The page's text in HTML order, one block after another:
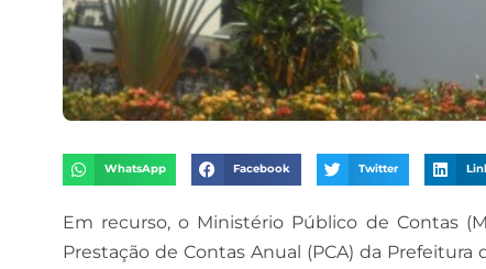
WhatsApp Facebook Twitter
Em recurso, o Ministério Público de Contas
Prestação de Contas Anual (PCA) da